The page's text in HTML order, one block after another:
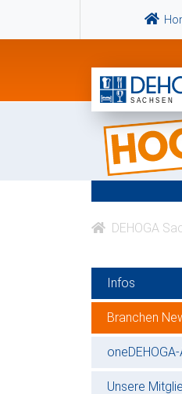
DEHOGA
Infos
Branchen
Unsere